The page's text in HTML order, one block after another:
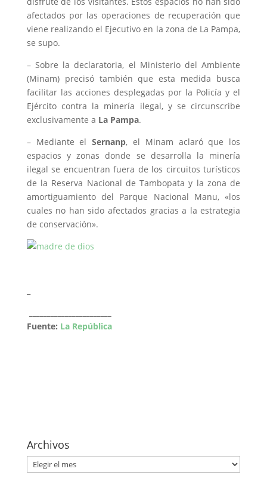
afectados por las operaciones de recuperación que
viene realizando el Ejecutivo en la zona de La Pampa,
se supo.
– Sobre la declaratoria, el Ministerio del Ambiente
(Minam) precisó también que esta medida busca
facilitar las acciones desplegadas por la Policía y el
Ejército contra la minería ilegal, y se circunscribe
exclusivamente a La Pampa.
– Mediante elSernanp, el Minam aclaró que los
espacios y zonas donde se desarrolla la minería
ilegal se encuentran fuera de los circuitos turísticos
de la Reserva Nacional de Tambopata y la zona de
amortiguamiento del Parque Nacional Manu, «los
cuales no han sido afectados gracias a la estrategia
de conservación».
Fuente: La República
Archivos
Archivos